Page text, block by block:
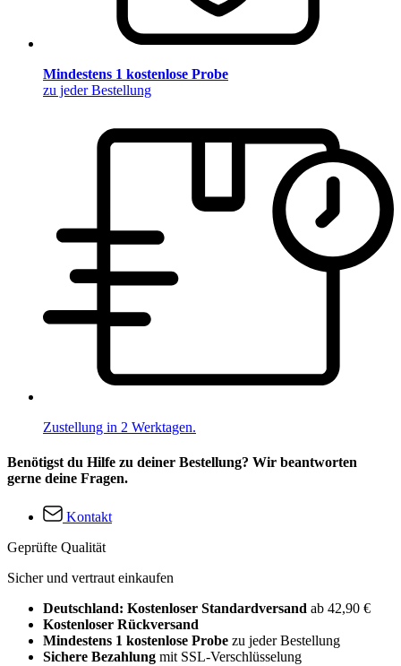
Mindestens 1 kostenlose Probe
zu jeder Bestellung
Zustellung in 2 Werktagen.
Benötigst du Hilfe zu deiner Bestellung? Wir beantworten
gerne deine Fragen.
Kontakt
Geprüfte Qualität
Sicher und vertraut einkaufen
Deutschland: Kostenloser Standardversand ab 42,90 €
Kostenloser Rückversand
Mindestens 1 kostenlose Probe zu jeder Bestellung
Sichere Bezahlung mit SSL-Verschlüsselung